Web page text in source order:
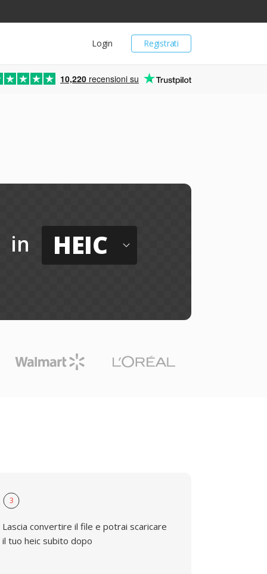
Registrati
Login
10,220 recensioni su
in HEIC
3
Lascia convertire il file e potrai scaricare
il tuo heic subito dopo